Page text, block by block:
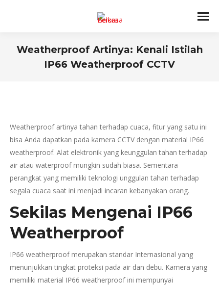
Weatherproof Artinya: Kenali Istilah
IP66 Weatherproof CCTV
Weatherproof artinya tahan terhadap cuaca, fitur yang satu ini
bisa Anda dapatkan pada kamera CCTV dengan material IP66
weatherproof. Alat elektronik yang keunggulan tahan terhadap
air atau waterproof mungkin sudah biasa. Sementara
perangkat yang memiliki teknologi unggulan tahan terhadap
segala cuaca saat ini menjadi incaran kebanyakan orang.
Sekilas Mengenai IP66
Weatherproof
IP66 weatherproof merupakan standar Internasional yang
menunjukkan tingkat proteksi pada air dan debu. Kamera yang
memiliki material IP66 weatherproof ini mempunyai